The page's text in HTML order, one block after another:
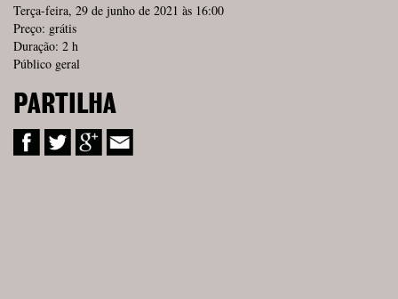
Terça-feira, 29 de junho de 2021 às 16:00
Preço: grátis
Duração: 2 h
Público geral
PARTILHA